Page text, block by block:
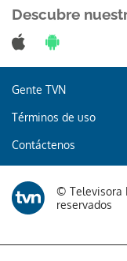
Gracias
Descubre
Gente TVN
Términos de uso
Contáctenos
© Televisora
reservados